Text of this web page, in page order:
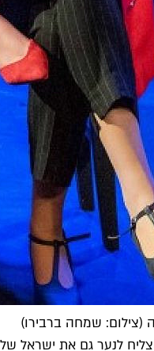
(צילום: שמחה ברבירו)